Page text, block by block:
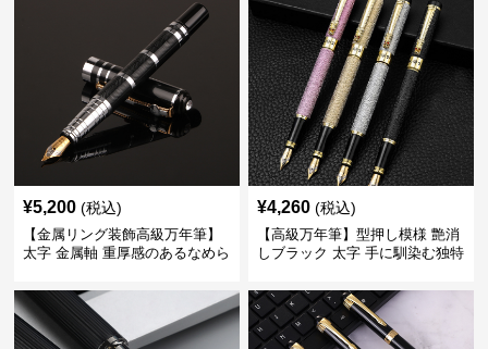
¥5,200 (税込)
【金属リング装飾高級万年筆】
太字 金属軸 重厚感のあるなめら
きに最適
¥4,260 (税込)
【高級万年筆】型押し模様 艶消
しブラック 太字 手に馴染む独特
くい